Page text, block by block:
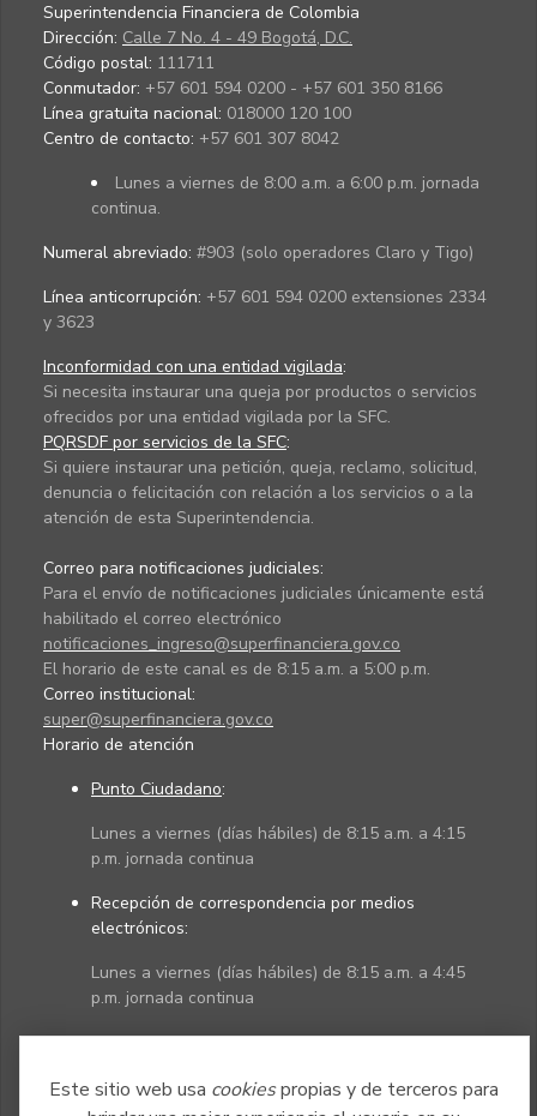
Este sitio web usa cookiespropias y de terceros para
Superintendencia Financiera de Colombia
Dirección: Calle 7 No. 4 - 49 Bogotá, D.C.
Código postal: 111711
Conmutador: +57 601 594 0200 - +57 601 350 8166
Línea gratuita nacional: 018000 120 100
Centro de contacto: +57 601 307 8042
Lunes a viernes de 8:00 a.m. a 6:00 p.m. jornada
continua.
Numeral abreviado: #903 (solo operadores Claro y Tigo)
Línea anticorrupción: +57 601 594 0200 extensiones 2334
y 3623
Inconformidad con una entidad vigilada:
Si necesita instaurar una queja por productos o servicios
ofrecidos por una entidad vigilada por la SFC.
PQRSDF por servicios de la SFC:
Si quiere instaurar una petición, queja, reclamo, solicitud,
denuncia o felicitación con relación a los servicios o a la
atención de esta Superintendencia.
Correo para notificaciones judiciales:
Para el envío de notificaciones judiciales únicamente está
habilitado el correo electrónico
notificaciones_ingreso@superfinanciera.gov.co
El horario de este canal es de 8:15 a.m. a 5:00 p.m.
Correo institucional:
super@superfinanciera.gov.co
Horario de atención
Punto Ciudadano:
Lunes a viernes (días hábiles) de 8:15 a.m. a 4:15
p.m. jornada continua
Recepción de correspondencia por medios
electrónicos:
Lunes a viernes (días hábiles) de 8:15 a.m. a 4:45
p.m. jornada continua